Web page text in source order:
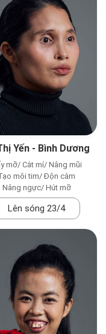
Yến - Bình Dương
mỡ/ Cắt mí/ Nâng mũi
môi tim/ Độn cằm
Nâng ngực/ Hút mỡ
Lên sóng 23/4